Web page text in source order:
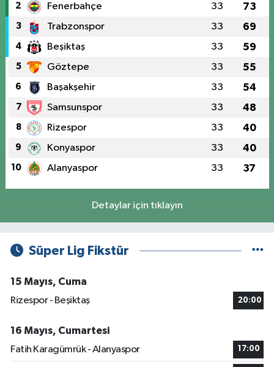
2 Fenerbahçe 33 73
3 Trabzonspor 33 69
4 Beşiktaş 33 59
5 Göztepe 33 55
6 Başakşehir 33 54
7 Samsunspor 33 48
8 Rizespor 33 40
9 Konyaspor 33 40
10 Alanyaspor 33 37
Detaylar için tıklayın
Süper Lig Fikstür
15 Mayıs, Cuma
Rizespor - Beşiktaş
20:00
16 Mayıs, Cumartesi
Fatih Karagümrük - Alanyaspor
17:00